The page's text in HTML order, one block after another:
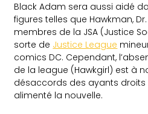
Black Adam sera aussi aidé
figures telles que Hawkman,
membres de la JSA (Justice
sorte de Justice League
comics DC. Cependant,
de la league (Hawkgirl) est à
désaccords des ayants
alimenté la nouvelle.